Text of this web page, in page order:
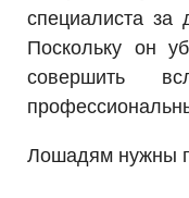
специалиста за
Поскольку он
совершить
Лошадям нужны